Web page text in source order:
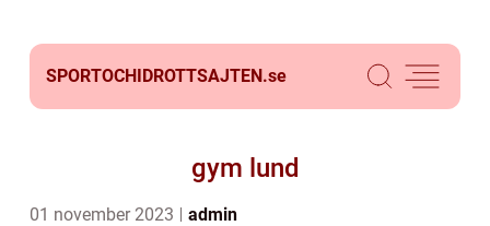
SPORTOCHIDROTTSAJTEN.se
gym lund
01 november 2023 admin